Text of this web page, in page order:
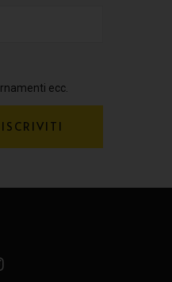
ecc.
ISCRIVITI